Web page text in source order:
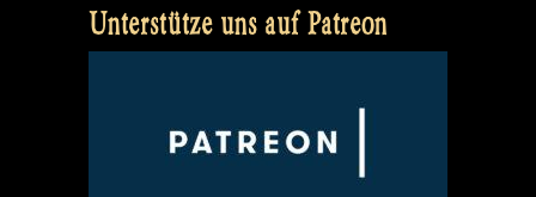
Unterstütze uns auf Patreon